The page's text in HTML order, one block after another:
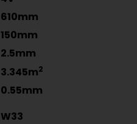
610mm
150mm
2.5mm
3.345m2
0.55mm
W33